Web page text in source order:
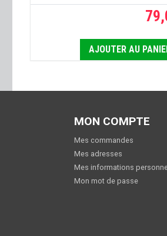
AJOUTER AU
MON COMPTE
Mes commandes
Mes adresses
Mes informations
Mon mot de passe